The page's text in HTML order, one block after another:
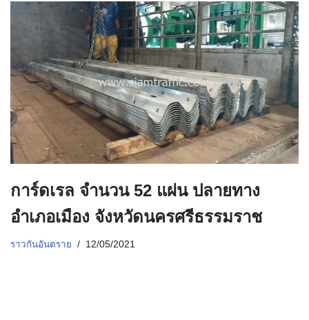
การ์ดเรล จำนวน 52 แผ่น ปลายทาง
อำเภอเมือง จังหวัดนครศรีธรรมราช
ราวกันอันตราย 12/05/2021